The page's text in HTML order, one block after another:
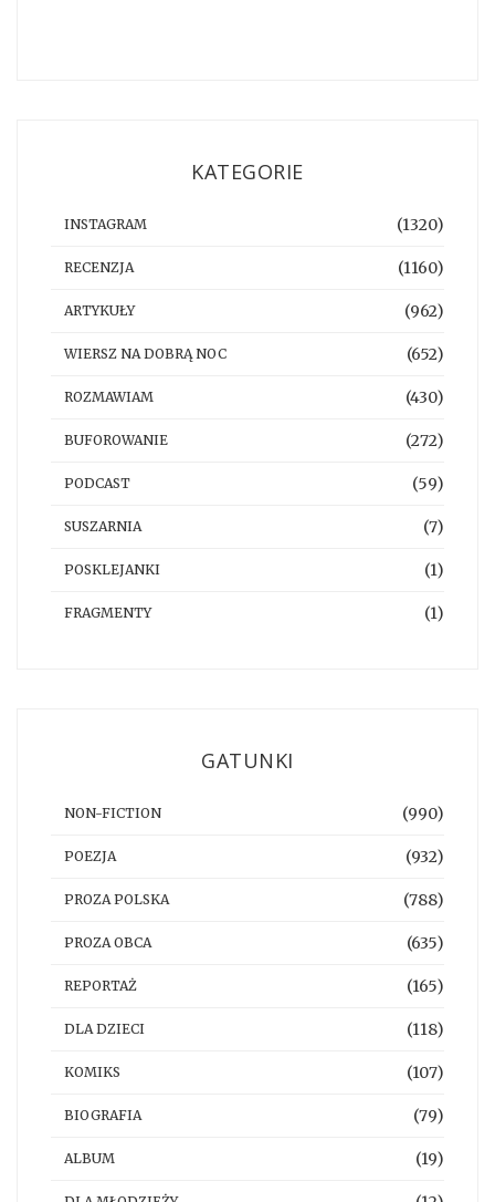
KATEGORIE
INSTAGRAM (1320)
RECENZJA (1160)
ARTYKUŁY (962)
WIERSZ NA DOBRĄ NOC (652)
ROZMAWIAM (430)
BUFOROWANIE (272)
PODCAST (59)
SUSZARNIA (7)
POSKLEJANKI (1)
FRAGMENTY (1)
GATUNKI
NON-FICTION (990)
POEZJA (932)
PROZA POLSKA (788)
PROZA OBCA (635)
REPORTAŻ (165)
DLA DZIECI (118)
KOMIKS (107)
BIOGRAFIA (79)
ALBUM (19)